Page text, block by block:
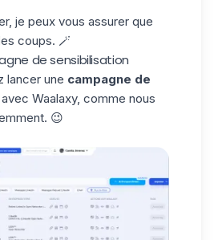
je peux vous assurer que
coups. 🪄
de sensibilisation
lancer une campagne de
avec Waalaxy, comme nous
😉